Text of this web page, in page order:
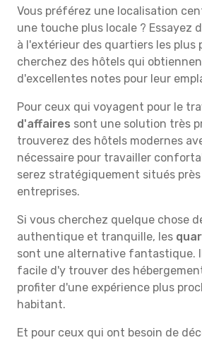
Vous préférez une localisation
une touche plus locale ? Essayez
à l'extérieur des quartiers les plus
cherchez des hôtels qui
d'excellentes notes pour leur
Pour ceux qui voyagent pour le
d'affaires sont une solution très
trouverez des hôtels modernes
nécessaire pour travailler
serez stratégiquement situés près
entreprises.
Si vous cherchez quelque chose
authentique et tranquille, les
sont une alternative fantastique.
facile d'y trouver des
profiter d'une expérience plus
habitant.
Et pour ceux qui ont besoin de